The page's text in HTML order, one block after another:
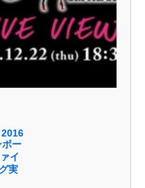
ー
イ
実